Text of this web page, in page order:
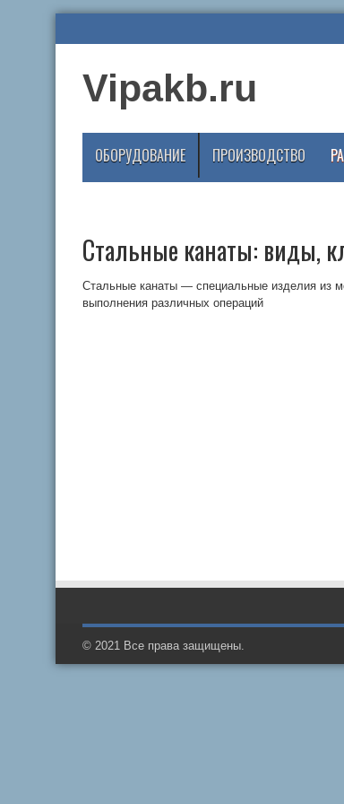
Vipakb.ru
ОБОРУДОВАНИЕ ПРОИЗВОДСТВО
Стальные канаты: виды,
Стальные канаты — специальные изделия из
выполнения различных операций
© 2021 Все права защищены.